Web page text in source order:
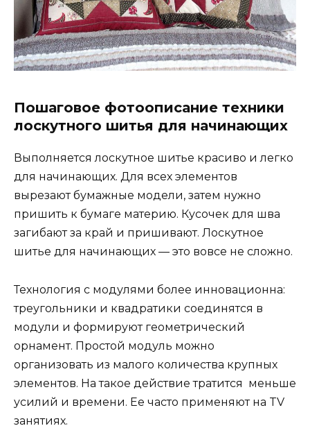
Пошаговое фотоописание техники
лоскутного шитья для начинающих
Выполняется лоскутное шитье красиво и легко
для начинающих. Для всех элементов
вырезают бумажные модели, затем нужно
пришить к бумаге материю. Кусочек для шва
загибают за край и пришивают. Лоскутное
шитье для начинающих — это вовсе не сложно.
Технология с модулями более инновационна:
треугольники и квадратики соединятся в
модули и формируют геометрический
орнамент. Простой модуль можно
организовать из малого количества крупных
элементов. На такое действие тратится меньше
усилий и времени. Ее часто применяют на TV
занятиях.